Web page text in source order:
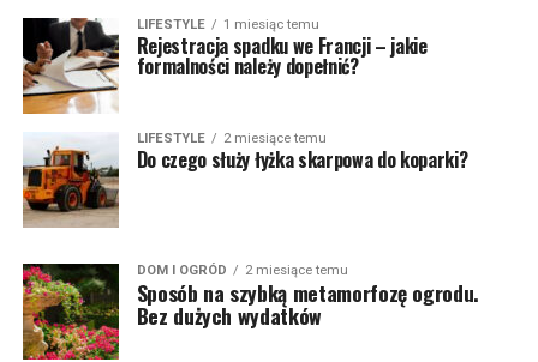
LIFESTYLE 1 miesiąc temu
Rejestracja spadku we Francji – jakie
formalności należy dopełnić?
LIFESTYLE 2 miesiące temu
Do czego służy łyżka skarpowa do koparki?
DOM I OGRÓD 2 miesiące temu
Sposób na szybką metamorfozę ogrodu.
Bez dużych wydatków